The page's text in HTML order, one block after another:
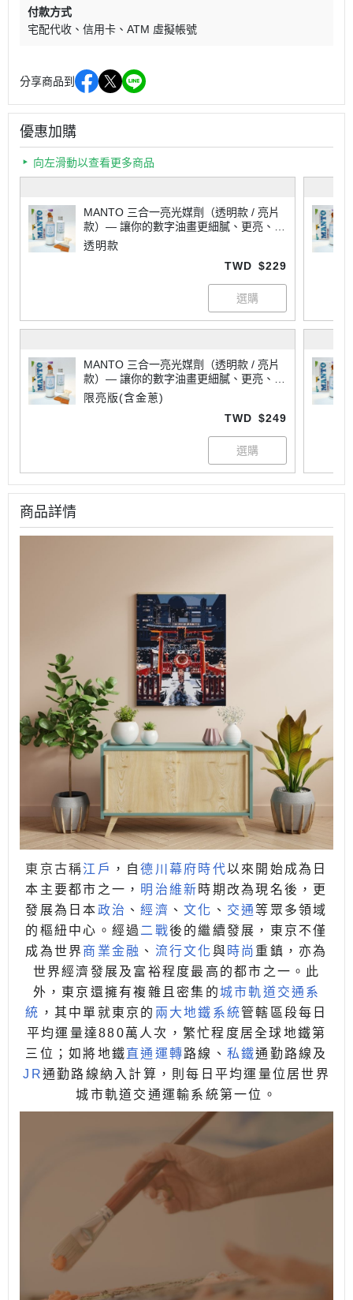
付款方式
宅配代收
信用卡 ATM 虛擬帳號
分享商品到
優惠加購
向左滑動以查看更多商品
MANTO 三合一亮光媒劑（透明款 / 亮片
款）— 讓你的數字油畫更細膩、更亮、更
專業
透明款
TWD $229
MANTO 三合一亮光媒劑（透明款 / 亮片
款）— 讓你的數字油畫更細膩、更亮、更
專業
限亮版(含金蔥)
TWD $249
商品詳情
東京古稱江戶 ，自德川幕府時代以來開始成為日
本主要都市之一， 明治維新 時期改為現名後，更
發展為日本政治 、經濟 、文化 、 交通等眾多領域
的樞紐中心。經過 二戰後的繼續發展，東京不僅
成為世界 商業金融 、 流行文化 與 時尚 重鎮，亦為
世界經濟發展及富裕程度最高的都市之一。此
外，東京還擁有複雜且密集的城市軌道交通系
統 ，其中單就東京的 兩大地鐵系統管轄區段每日
平均運量達880萬人次，繁忙程度居全球地鐵第
三位；如將地鐵直通運轉路線、 私鐵通勤路線及
JR通勤路線納入計算，則每日平均運量位居世界
城市軌道交通運輸系統第一位。